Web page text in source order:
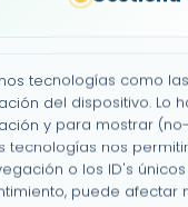
tecnologías como
del dispositivo. Lo
y para mostrar
tecnologías nos
o los ID's
puede afectar